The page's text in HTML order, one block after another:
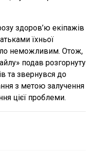
здоров’ю екіпажів
їхньої
неможливим. Отож,
подав розгорнуту
та звернувся до
з метою залучення
цієї проблеми.